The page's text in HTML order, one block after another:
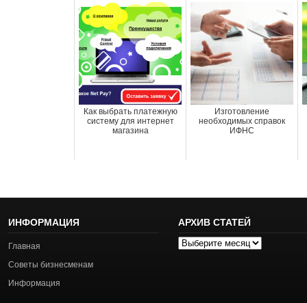
Как выбрать платежную
систему для интернет
магазина
Изготовление
необходимых справок
ИФНС
ИНФОРМАЦИЯ
Главная
Советы бизнесменам
Информация
АРХИВ СТАТЕЙ
Архив